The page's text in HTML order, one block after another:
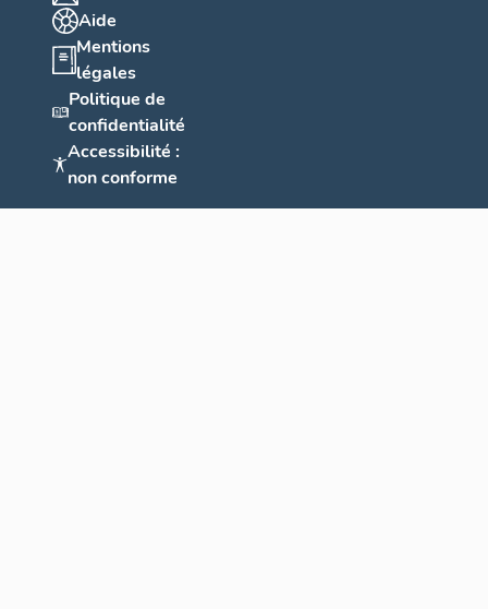
Aide
Mentions
légales
Politique de
confidentialité
Accessibilité :
non conforme